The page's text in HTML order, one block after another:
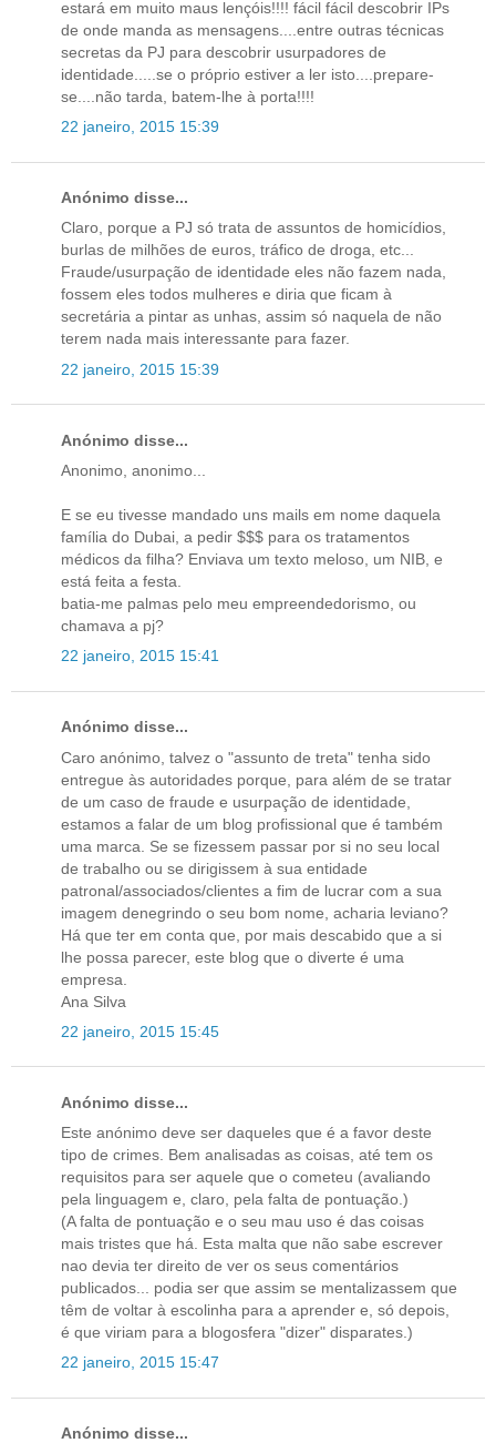
estará em muito maus lençóis!!!! fácil fácil descobrir IPs
de onde manda as mensagens....entre outras técnicas
secretas da PJ para descobrir usurpadores de
identidade.....se o próprio estiver a ler isto....prepare-
se....não tarda, batem-lhe à porta!!!!
22 janeiro, 2015 15:39
Anónimo disse...
Claro, porque a PJ só trata de assuntos de homicídios,
burlas de milhões de euros, tráfico de droga, etc...
Fraude/usurpação de identidade eles não fazem nada,
fossem eles todos mulheres e diria que ficam à
secretária a pintar as unhas, assim só naquela de não
terem nada mais interessante para fazer.
22 janeiro, 2015 15:39
Anónimo disse...
Anonimo, anonimo...
E se eu tivesse mandado uns mails em nome daquela
família do Dubai, a pedir $$$ para os tratamentos
médicos da filha? Enviava um texto meloso, um NIB, e
está feita a festa.
batia-me palmas pelo meu empreendedorismo, ou
chamava a pj?
22 janeiro, 2015 15:41
Anónimo disse...
Caro anónimo, talvez o "assunto de treta" tenha sido
entregue às autoridades porque, para além de se tratar
de um caso de fraude e usurpação de identidade,
estamos a falar de um blog profissional que é também
uma marca. Se se fizessem passar por si no seu local
de trabalho ou se dirigissem à sua entidade
patronal/associados/clientes a fim de lucrar com a sua
imagem denegrindo o seu bom nome, acharia leviano?
Há que ter em conta que, por mais descabido que a si
lhe possa parecer, este blog que o diverte é uma
empresa.
Ana Silva
22 janeiro, 2015 15:45
Anónimo disse...
Este anónimo deve ser daqueles que é a favor deste
tipo de crimes. Bem analisadas as coisas, até tem os
requisitos para ser aquele que o cometeu (avaliando
pela linguagem e, claro, pela falta de pontuação.)
(A falta de pontuação e o seu mau uso é das coisas
mais tristes que há. Esta malta que não sabe escrever
nao devia ter direito de ver os seus comentários
publicados... podia ser que assim se mentalizassem que
têm de voltar à escolinha para a aprender e, só depois,
é que viriam para a blogosfera "dizer" disparates.)
22 janeiro, 2015 15:47
Anónimo disse...